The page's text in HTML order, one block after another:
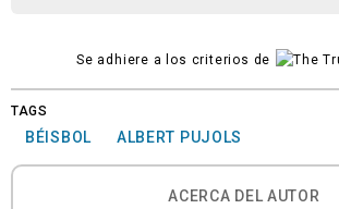
Se adhiere a los criterios de
TAGS
BÉISBOL ALBERT PUJOLS
ACERCA DEL AUTOR